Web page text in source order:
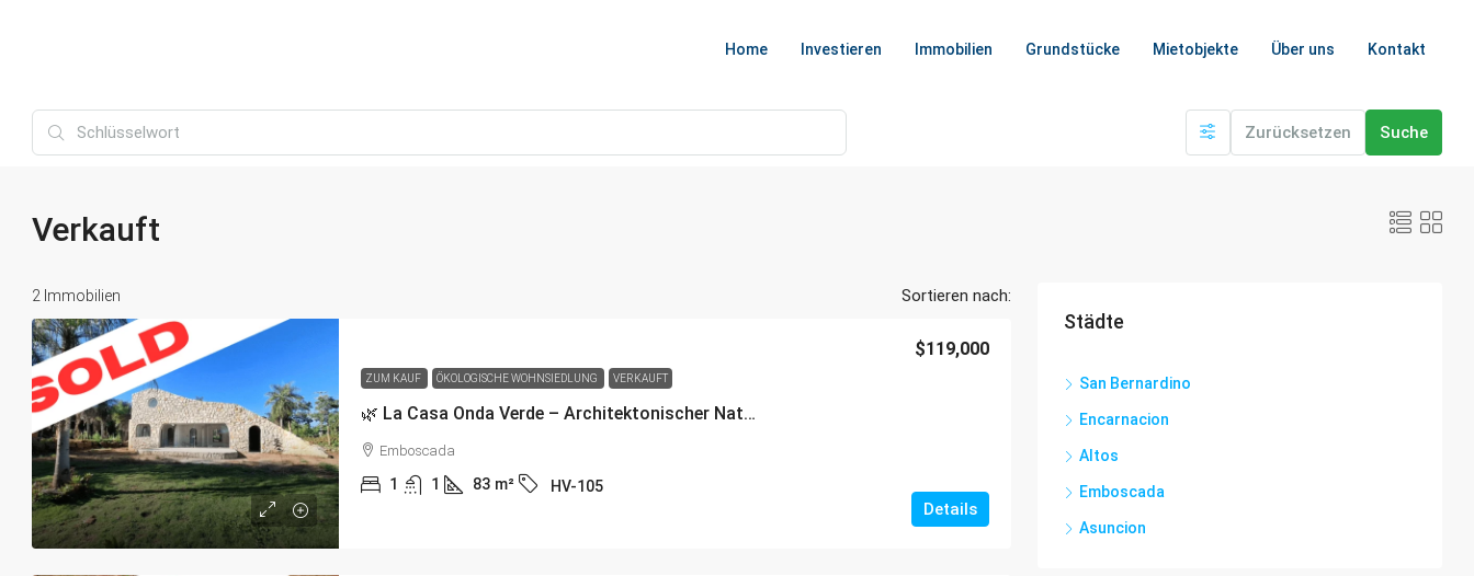
Home Investieren Immobilien Grundstücke Mietobjekte Über uns Kontakt
Zurücksetzen Suche
Verkauft
2 Immobilien Sortieren nach:
ZUM KAUF ÖKOLOGISCHE WOHNSIEDLUNG VERKAUFT
🌿 La Casa Onda Verde – Architektonischer Natur-Rückzugsort in Fetigstellung inmitten schönster Natur
$119,000
Emboscada
1 1 83 m² HV-105
Details
Städte
San Bernardino
Encarnacion
Altos
Emboscada
Asuncion